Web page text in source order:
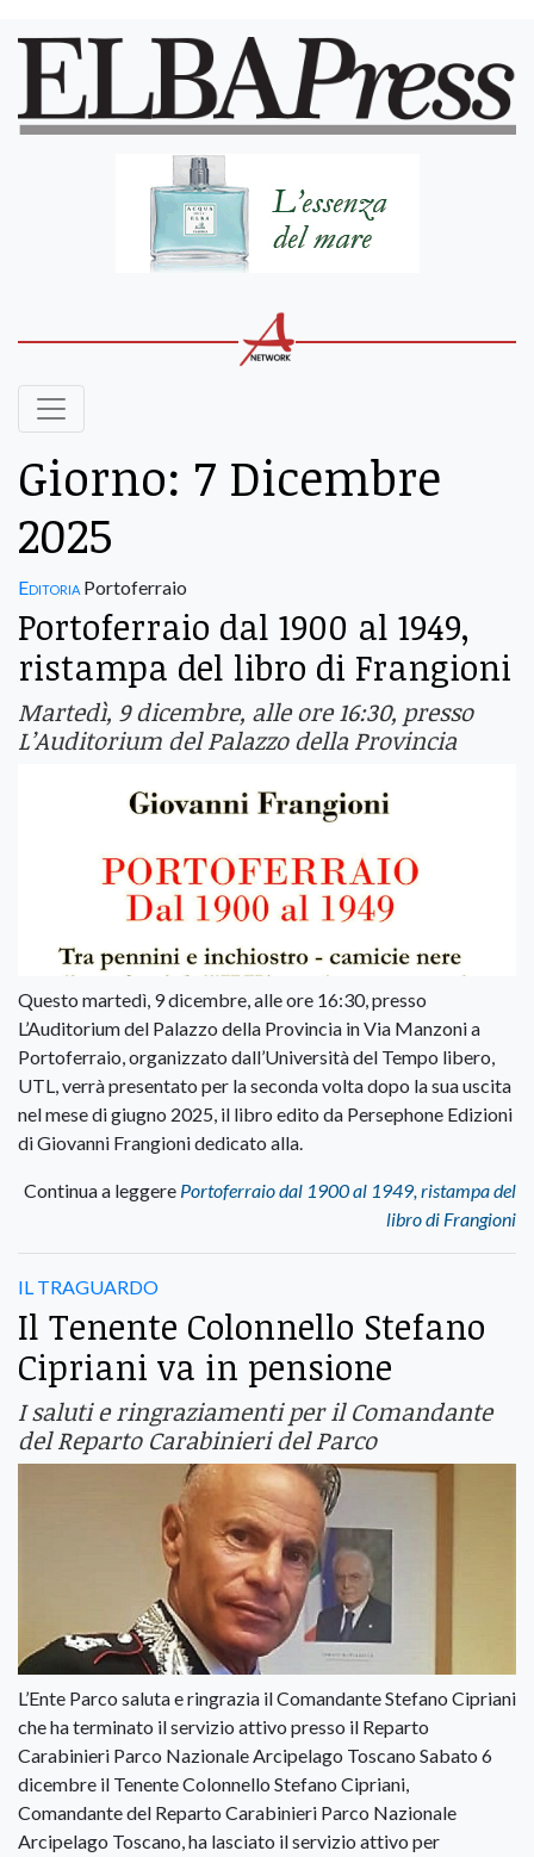
Giorno: 7 Dicembre
2025
Editoria Portoferraio
Portoferraio dal 1900 al 1949,
ristampa del libro di Frangioni
Martedì, 9 dicembre, alle ore 16:30, presso
L’Auditorium del Palazzo della Provincia
Questo martedì, 9 dicembre, alle ore 16:30, presso
L’Auditorium del Palazzo della Provincia in Via Manzoni a
Portoferraio, organizzato dall’Università del Tempo libero,
UTL, verrà presentato per la seconda volta dopo la sua uscita
nel mese di giugno 2025, il libro edito da Persephone Edizioni
di Giovanni Frangioni dedicato alla.
Continua a leggere Portoferraio dal 1900 al 1949, ristampa del
libro di Frangioni
IL TRAGUARDO
Il Tenente Colonnello Stefano
Cipriani va in pensione
I saluti e ringraziamenti per il Comandante
del Reparto Carabinieri del Parco
L’Ente Parco saluta e ringrazia il Comandante Stefano Cipriani
che ha terminato il servizio attivo presso il Reparto
Carabinieri Parco Nazionale Arcipelago Toscano Sabato 6
dicembre il Tenente Colonnello Stefano Cipriani,
Comandante del Reparto Carabinieri Parco Nazionale
Arcipelago Toscano, ha lasciato il servizio attivo per